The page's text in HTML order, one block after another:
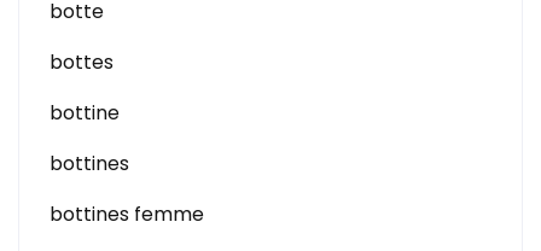
botte
bottes
bottine
bottines
bottines femme